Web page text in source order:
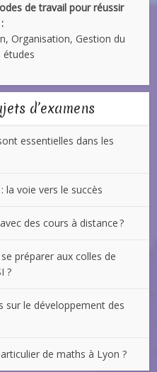
de travail pour réussir
Organisation, Gestion du
d’examens
essentielles dans les
la voie vers le succès
des cours à distance ?
préparer aux colles de
?
sur le développement des
de maths à Lyon ?